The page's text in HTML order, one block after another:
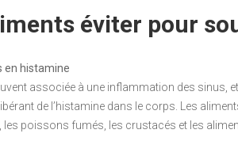
éviter pour
en histamine
associée à une inflammation des sinus,
de l’histamine dans le corps. Les
les poissons fumés, les crustacés et les